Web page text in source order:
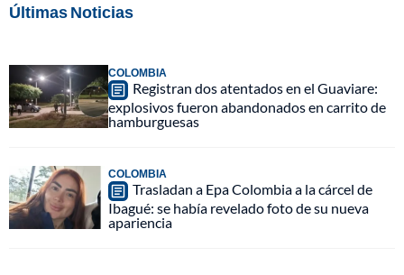
Últimas Noticias
COLOMBIA
Registran dos atentados en el Guaviare:
explosivos fueron abandonados en carrito de
hamburguesas
COLOMBIA
Trasladan a Epa Colombia a la cárcel de
Ibagué: se había revelado foto de su nueva
apariencia